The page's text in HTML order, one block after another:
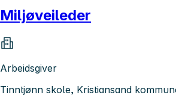
Miljøveileder
Arbeidsgiver
Tinntjønn skole, Kristiansand